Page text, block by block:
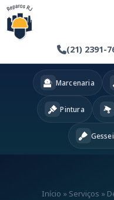
(21) 2391-
Marcenaria
Pintura
Início » Serviços »